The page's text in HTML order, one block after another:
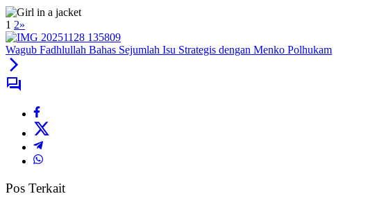
1 2»
Wagub Fadhlullah Bahas Sejumlah Isu Strategis dengan Menko Polhukam
Pos Terkait